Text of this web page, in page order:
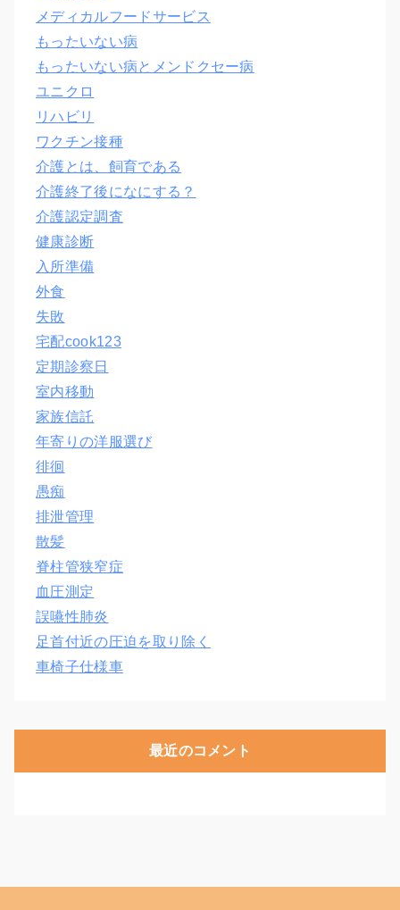
メディカルフードサービス
もったいない病
もったいない病とメンドクセー病
ユニクロ
リハビリ
ワクチン接種
介護とは、飼育である
介護終了後になにする？
介護認定調査
健康診断
入所準備
外食
失敗
宅配cook123
定期診察日
室内移動
家族信託
年寄りの洋服選び
徘徊
愚痴
排泄管理
散髪
脊柱管狭窄症
血圧測定
誤嚥性肺炎
足首付近の圧迫を取り除く
車椅子仕様車
最近のコメント